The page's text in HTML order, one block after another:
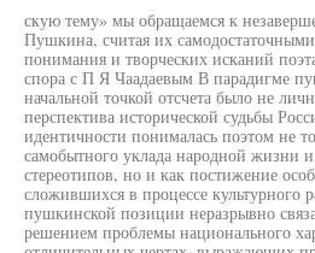
скую тему» мы обращаемся к
Пушкина, считая их
понимания и творческих исканий
спора с П Я Чаадаевым В парадигме
начальной точкой отсчета было не
перспектива исторической судьбы
идентичности понималась поэтом не
самобытного уклада народной жизни
стереотипов, но и как постижение
сложившихся в процессе культурного
пушкинской позиции неразрывно
решением проблемы национального